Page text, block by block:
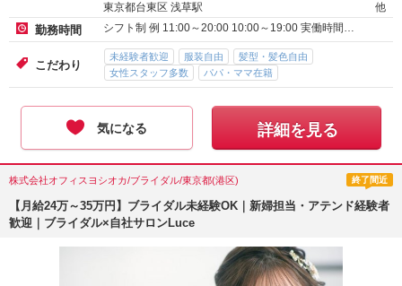
東京都台東区 浅草駅
他
勤務時間 シフト制 例 11:00～20:00 10:00～19:00 実働時間…
こだわり
未経験者歓迎 服装自由
髪型・髪色自由
女性スタッフ多数
パパ・ママ在籍
気になる 詳細を見る
株式会社オフィスヨシオカ/ブライダル/東京都(港区) 終了間近
【月給24万～35万円】ブライダル未経験OK｜新婦担当・アテンド経験者
歓迎｜ブライダル×自社サロンLuce